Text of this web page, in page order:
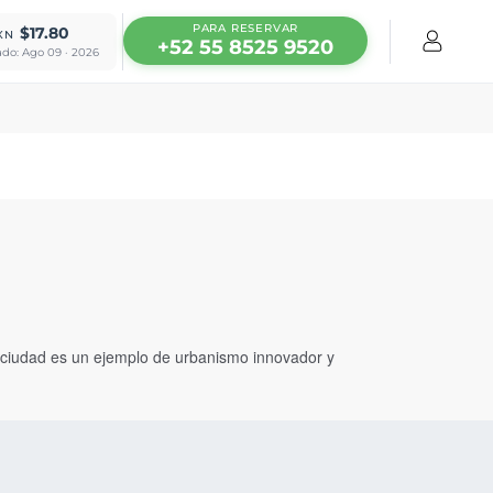
$17.80
Ago 09 · 2026
PARA RESERVAR
+52 55 8525 9520
es un ejemplo de urbanismo innovador y